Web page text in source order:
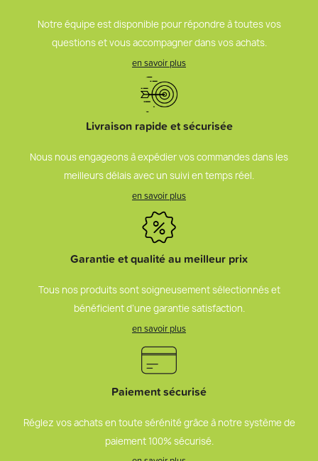
Notre équipe est disponible pour répondre à toutes vos
questions et vous accompagner dans vos achats.
en savoir plus
Livraison rapide et sécurisée
Nous nous engageons à expédier vos commandes dans les
meilleurs délais avec un suivi en temps réel.
en savoir plus
Garantie et qualité au meilleur prix
Tous nos produits sont soigneusement sélectionnés et
bénéficient d’une garantie satisfaction.
en savoir plus
Paiement sécurisé
Réglez vos achats en toute sérénité grâce à notre système de
paiement 100% sécurisé.